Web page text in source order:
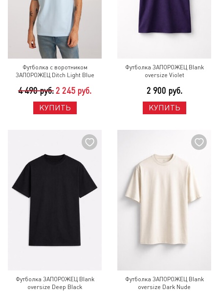
Футболка с воротником
ЗАПОРОЖЕЦ Ditch Light Blue
4 490 руб. 2 245 руб.
КУПИТЬ
Футболка ЗАПОРОЖЕЦ Blank
oversize Violet
2 900 руб.
КУПИТЬ
Футболка ЗАПОРОЖЕЦ Blank
oversize Deep Black
Футболка ЗАПОРОЖЕЦ Blank
oversize Dark Nude